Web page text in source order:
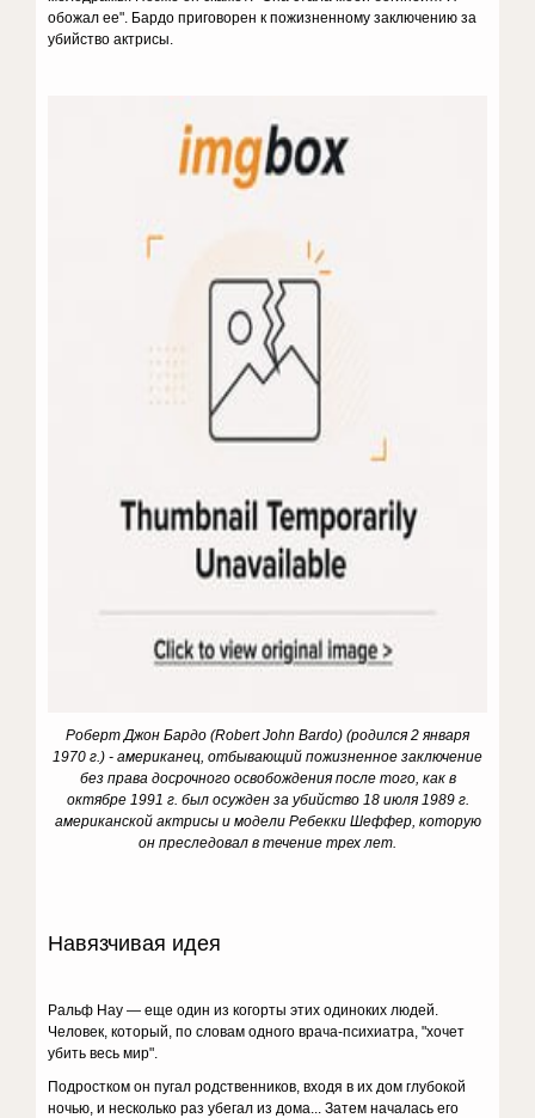
обожал ее". Бардо приговорен к пожизненному заключению за
убийство актрисы.
Роберт Джон Бардо (Robert John Bardo) (родился 2 января
1970 г.) - американец, отбывающий пожизненное заключение
без права досрочного освобождения после того, как в
октябре 1991 г. был осужден за убийство 18 июля 1989 г.
американской актрисы и модели Ребекки Шеффер, которую
он преследовал в течение трех лет.
Навязчивая идея
Ральф Нау — еще один из когорты этих одиноких людей.
Человек, который, по словам одного врача-психиатра, "хочет
убить весь мир".
Подростком он пугал родственников, входя в их дом глубокой
ночью, и несколько раз убегал из дома... Затем началась его